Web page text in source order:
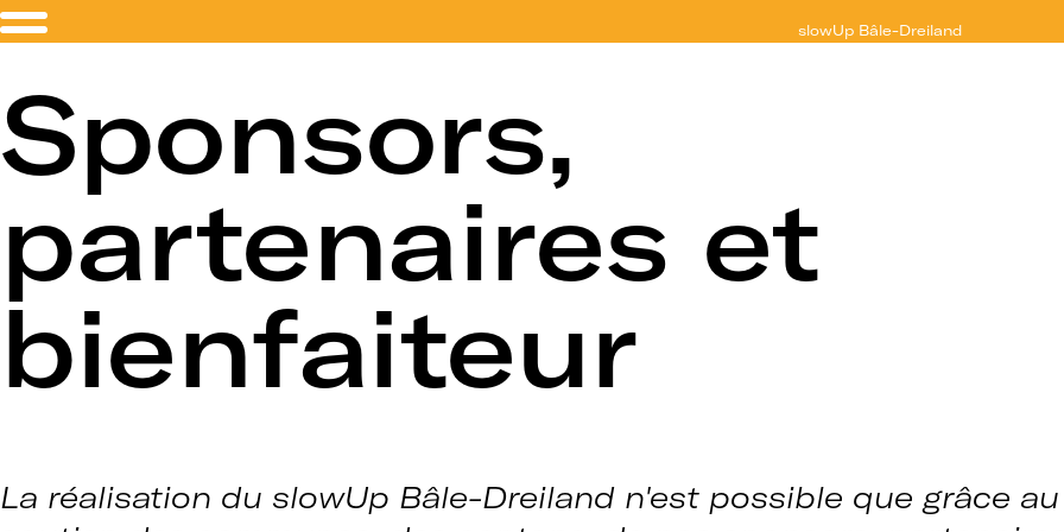
slowUp Bâle-Dreiland
Sponsors,
partenaires et
bienfaiteur
La réalisation du slowUp Bâle-Dreiland n'est possible que grâce au